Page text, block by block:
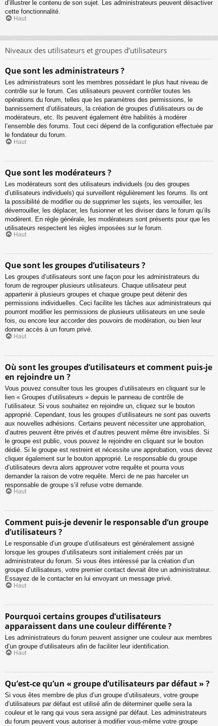
d’illustrer le contenu de son sujet. Les administrateurs peuvent désactiver
cette fonctionnalité.
Haut
Niveaux des utilisateurs et groupes d’utilisateurs
Que sont les administrateurs ?
Les administrateurs sont les membres possédant le plus haut niveau de
contrôle sur le forum. Ces utilisateurs peuvent contrôler toutes les
opérations du forum, telles que les paramètres des permissions, le
bannissement d’utilisateurs, la création de groupes d’utilisateurs ou de
modérateurs, etc. Ils peuvent également être habilités à modérer
l’ensemble des forums. Tout ceci dépend de la configuration effectuée par
le fondateur du forum.
Haut
Que sont les modérateurs ?
Les modérateurs sont des utilisateurs individuels (ou des groupes
d’utilisateurs individuels) qui surveillent régulièrement les forums. Ils ont
la possibilité de modifier ou de supprimer les sujets, les verrouiller, les
déverrouiller, les déplacer, les fusionner et les diviser dans le forum qu’ils
modèrent. En règle générale, les modérateurs sont présents pour que les
utilisateurs respectent les règles imposées sur le forum.
Haut
Que sont les groupes d’utilisateurs ?
Les groupes d’utilisateurs sont une façon pour les administrateurs du
forum de regrouper plusieurs utilisateurs. Chaque utilisateur peut
appartenir à plusieurs groupes et chaque groupe peut détenir des
permissions individuelles. Ceci facilite les tâches aux administrateurs qui
pourront modifier les permissions de plusieurs utilisateurs en une seule
fois, ou encore leur accorder des pouvoirs de modération, ou bien leur
donner accès à un forum privé.
Haut
Où sont les groupes d’utilisateurs et comment puis-je
en rejoindre un ?
Vous pouvez consulter tous les groupes d’utilisateurs en cliquant sur le
lien « Groupes d’utilisateurs » depuis le panneau de contrôle de
l’utilisateur. Si vous souhaitez en rejoindre un, cliquez sur le bouton
approprié. Cependant, tous les groupes d’utilisateurs ne sont pas ouverts
aux nouvelles adhésions. Certains peuvent nécessiter une approbation,
d’autres peuvent être privés et d’autres peuvent même être invisibles. Si
le groupe est public, vous pouvez le rejoindre en cliquant sur le bouton
dédié. Si le groupe est restreint et nécessite une approbation, vous devez
cliquer également sur le bouton approprié. Le responsable du groupe
d’utilisateurs devra alors approuver votre requête et pourra vous
demander la raison de votre requête. Merci de ne pas harceler un
responsable de groupe s’il refuse votre demande.
Haut
Comment puis-je devenir le responsable d’un groupe
d’utilisateurs ?
Le responsable d’un groupe d’utilisateurs est généralement assigné
lorsque les groupes d’utilisateurs sont initialement créés par un
administrateur du forum. Si vous êtes intéressé par la création d’un
groupe d’utilisateurs, votre premier contact devrait être un administrateur.
Essayez de le contacter en lui envoyant un message privé.
Haut
Pourquoi certains groupes d’utilisateurs
apparaissent dans une couleur différente ?
Les administrateurs du forum peuvent assigner une couleur aux membres
d’un groupe d’utilisateurs afin de faciliter leur identification.
Haut
Qu’est-ce qu’un « groupe d’utilisateurs par défaut » ?
Si vous êtes membre de plus d’un groupe d’utilisateurs, votre groupe
d’utilisateurs par défaut est utilisé afin de déterminer quelle sera la
couleur et le rang qui vous sera assigné par défaut. Les administrateurs
du forum peuvent vous autoriser à modifier vous-même votre groupe